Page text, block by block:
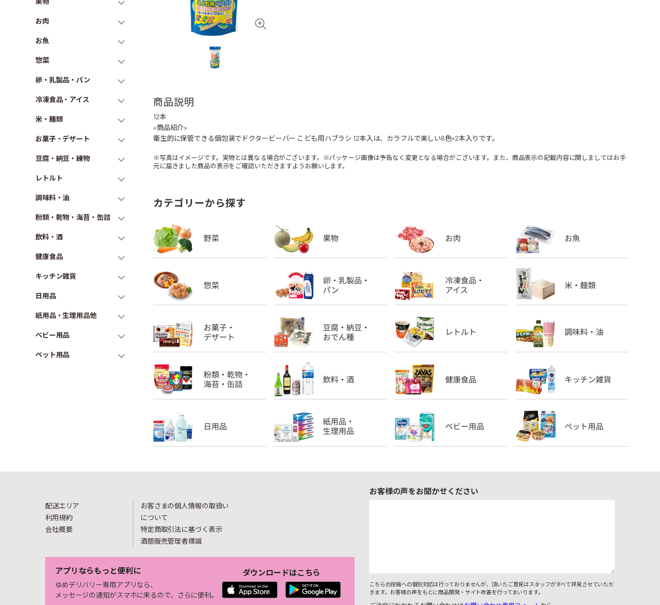
お肉
お魚
惣菜
卵・乳製品・パン
冷凍食品・アイス
米・麺類
お菓子・デザート
豆腐・納豆・練物
レトルト
調味料・油
粉類・乾物・海苔・缶詰
飲料・酒
健康食品
キッチン雑貨
日用品
紙用品・生理用品他
ベビー用品
ペット用品
商品説明
12本
<商品紹介>
衛生的に保管できる個包装でドクタービーバー こども用ハブラシ 12本入は、カラフルで楽しい6色×2本入りです。
※写真はイメージです。実物とは異なる場合がございます。※パッケージ画像は予告なく変更となる場合がございます。また、商品表示の記載内容に関しましてはお手
元に届きました商品の表示をご確認いただきますようお願いします。
カテゴリーから探す
配送エリア
利用規約
会社概要
お客さまの個人情報の取扱い
について
特定商取引法に基づく表示
酒類販売管理者標識
アプリならもっと便利に
ゆめデリバリー専用アプリなら、
メッセージの通知がスマホに来るので、さらに便利。
ダウンロードはこちら
お客様の声をお聞かせください
こちらの投稿への個別対応は行っておりませんが、頂いたご意見はスタッフがすべて拝見させていただ
きます。お客様の声をもとに商品開発・サイト改善を行ってまいります。